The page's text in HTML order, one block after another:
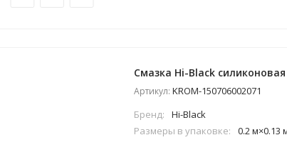
Смазка Hi-Black
Артикул: KROM-150706002071
Бренд:
Hi-Black
Размеры в упаковке:
0.2 м×0.13